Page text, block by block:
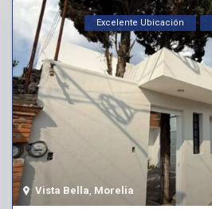
Vista Bella Morelia
Excelente Ubicación